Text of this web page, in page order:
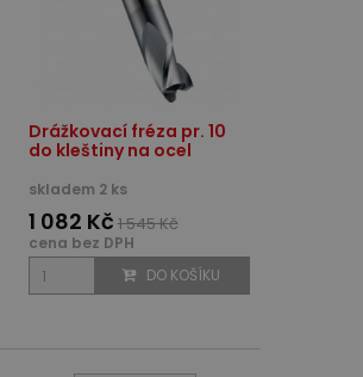
Drážkovací fréza pr. 10
do kleštiny na ocel
skladem 2 ks
1 082 Kč1 545 Kč
cena bez DPH
DO KOŠÍKU